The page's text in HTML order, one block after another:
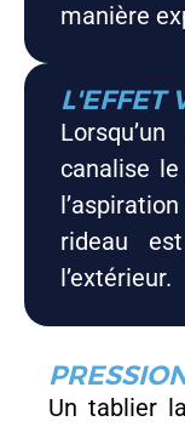
manière
L'EFFET
canalise
rideau
l’extérieur.
Un tablier